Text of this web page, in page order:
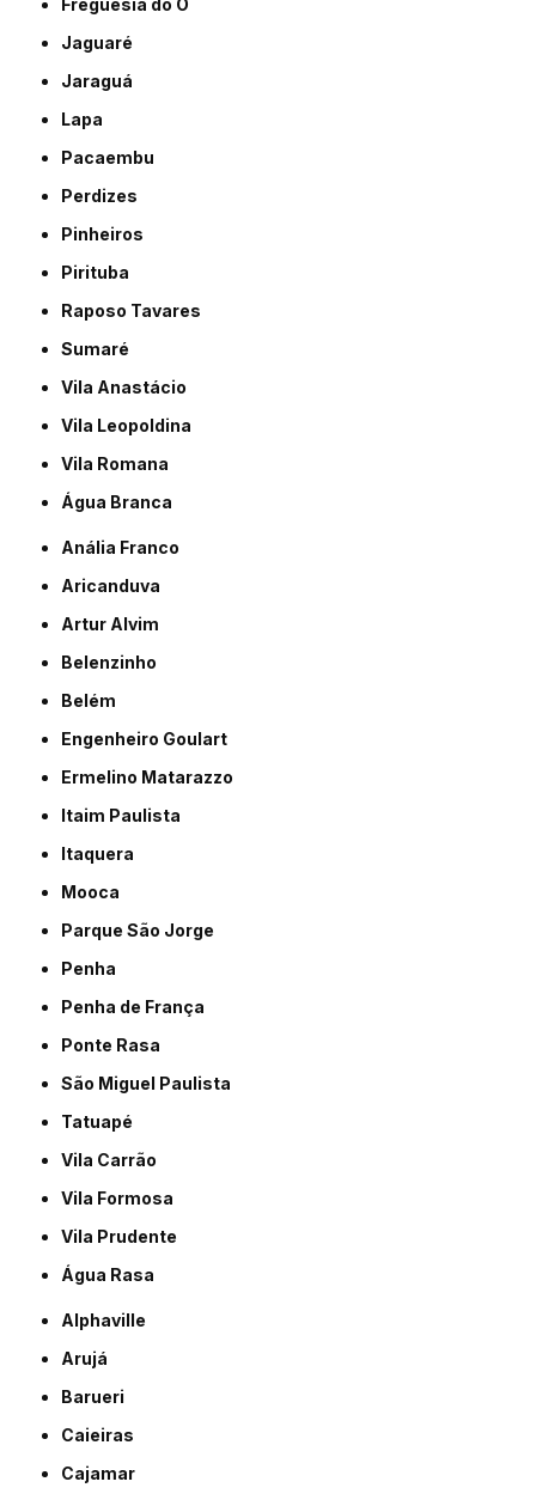
Freguesia do Ó
Jaguaré
Jaraguá
Lapa
Pacaembu
Perdizes
Pinheiros
Pirituba
Raposo Tavares
Sumaré
Vila Anastácio
Vila Leopoldina
Vila Romana
Água Branca
Anália Franco
Aricanduva
Artur Alvim
Belenzinho
Belém
Engenheiro Goulart
Ermelino Matarazzo
Itaim Paulista
Itaquera
Mooca
Parque São Jorge
Penha
Penha de França
Ponte Rasa
São Miguel Paulista
Tatuapé
Vila Carrão
Vila Formosa
Vila Prudente
Água Rasa
Alphaville
Arujá
Barueri
Caieiras
Cajamar